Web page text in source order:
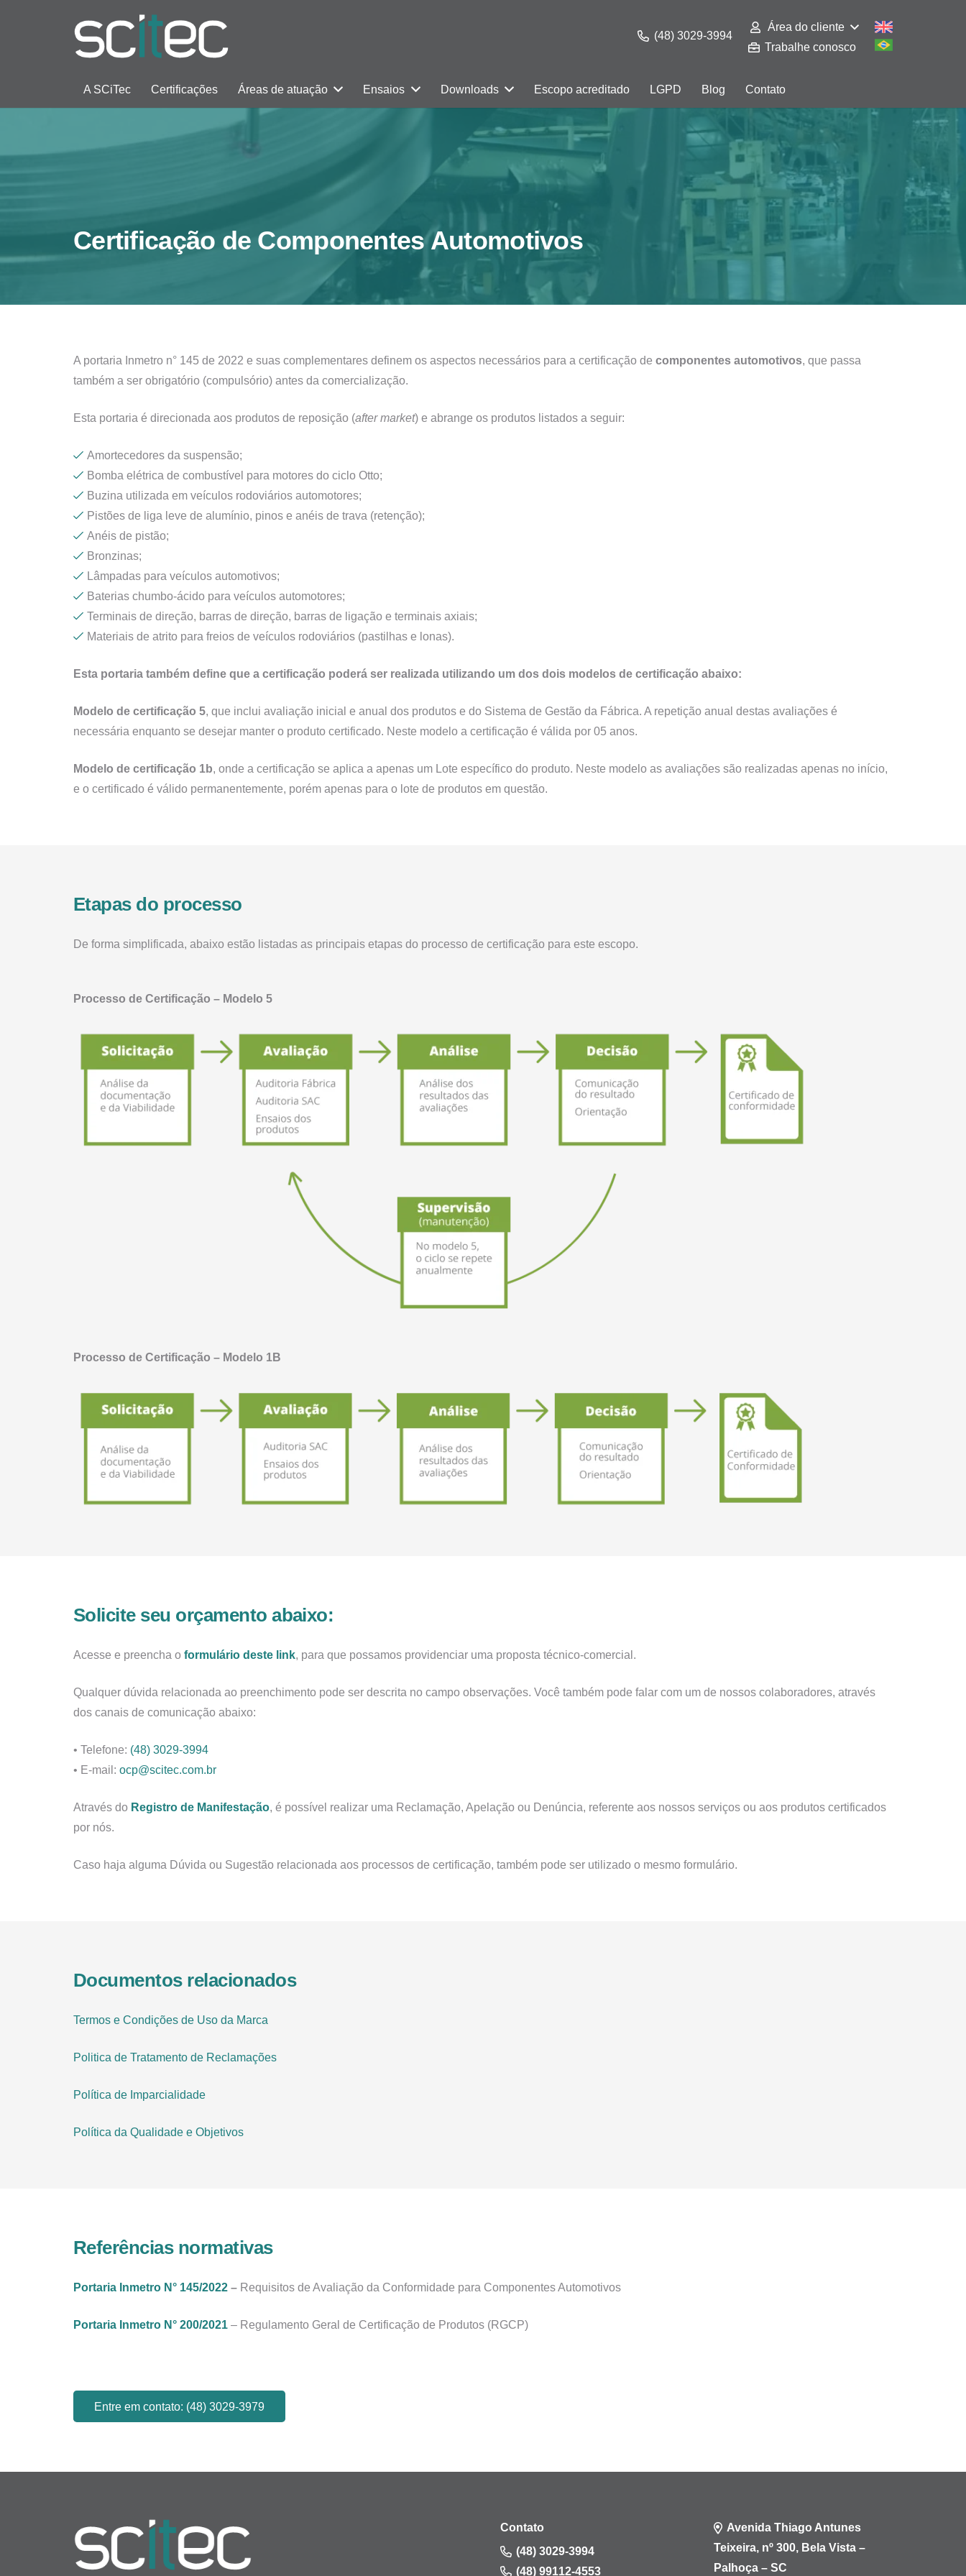
(48) 3029-3994
Área do cliente
Trabalhe conosco
A SCiTec Certificações Áreas de atuação Ensaios Downloads Escopo acreditado LGPD Blog Contato
Certificação de Componentes Automotivos
A portaria Inmetro n° 145 de 2022 e suas complementares definem os aspectos necessários para a certificação de componentes automotivos, que passa
também a ser obrigatório (compulsório) antes da comercialização.
Esta portaria é direcionada aos produtos de reposição (after market) e abrange os produtos listados a seguir:
Amortecedores da suspensão;
Bomba elétrica de combustível para motores do ciclo Otto;
Buzina utilizada em veículos rodoviários automotores;
Pistões de liga leve de alumínio, pinos e anéis de trava (retenção);
Anéis de pistão;
Bronzinas;
Lâmpadas para veículos automotivos;
Baterias chumbo-ácido para veículos automotores;
Terminais de direção, barras de direção, barras de ligação e terminais axiais;
Materiais de atrito para freios de veículos rodoviários (pastilhas e lonas).
Esta portaria também define que a certificação poderá ser realizada utilizando um dos dois modelos de certificação abaixo:
Modelo de certificação 5, que inclui avaliação inicial e anual dos produtos e do Sistema de Gestão da Fábrica. A repetição anual destas avaliações é
necessária enquanto se desejar manter o produto certificado. Neste modelo a certificação é válida por 05 anos.
Modelo de certificação 1b, onde a certificação se aplica a apenas um Lote específico do produto. Neste modelo as avaliações são realizadas apenas no início,
e o certificado é válido permanentemente, porém apenas para o lote de produtos em questão.
Etapas do processo
De forma simplificada, abaixo estão listadas as principais etapas do processo de certificação para este escopo.
Processo de Certificação – Modelo 5
Processo de Certificação – Modelo 1B
Solicite seu orçamento abaixo:
Acesse e preencha o formulário deste link, para que possamos providenciar uma proposta técnico-comercial.
Qualquer dúvida relacionada ao preenchimento pode ser descrita no campo observações. Você também pode falar com um de nossos colaboradores, através
dos canais de comunicação abaixo:
• Telefone: (48) 3029-3994
• E-mail: ocp@scitec.com.br
Através do Registro de Manifestação, é possível realizar uma Reclamação, Apelação ou Denúncia, referente aos nossos serviços ou aos produtos certificados
por nós.
Caso haja alguma Dúvida ou Sugestão relacionada aos processos de certificação, também pode ser utilizado o mesmo formulário.
Documentos relacionados
Termos e Condições de Uso da Marca
Politica de Tratamento de Reclamações
Política de Imparcialidade
Política da Qualidade e Objetivos
Referências normativas
Portaria Inmetro N° 145/2022 – Requisitos de Avaliação da Conformidade para Componentes Automotivos
Portaria Inmetro N° 200/2021 – Regulamento Geral de Certificação de Produtos (RGCP)
Entre em contato: (48) 3029-3979
Contato
(48) 3029-3994
(48) 99112-4553
Avenida Thiago Antunes
Teixeira, nº 300, Bela Vista –
Palhoça – SC